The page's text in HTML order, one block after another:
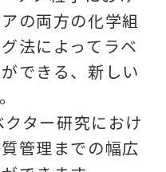
の両方の化学組
法によってラベ
できる、新しい
ター研究におけ
管理までの幅広